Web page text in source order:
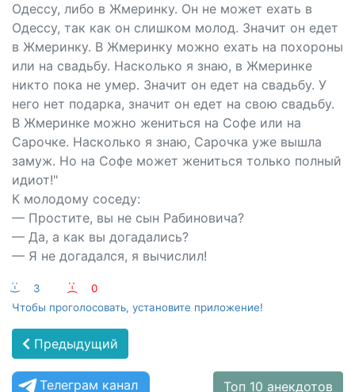
Одессу, либо в Жмеринку. Он не может ехать в
Одессу, так как он слишком молод. Значит он едет
в Жмеринку. В Жмеринку можно ехать на похороны
или на свадьбу. Насколько я знаю, в Жмеринке
никто пока не умер. Значит он едет на свадьбу. У
него нет подарка, значит он едет на свою свадьбу.
В Жмеринке можно жениться на Софе или на
Сарочке. Насколько я знаю, Сарочка уже вышла
замуж. Но на Софе может жениться только полный
идиот!"
К молодому соседу:
— Простите, вы не сын Рабиновича?
— Да, а как вы догадались?
— Я не догадался, я вычислил!
:-) 3 :-(
0
Чтобы проголосовать, установите приложение!
Предыдущий
Телеграм канал Топ 10 анекдотов